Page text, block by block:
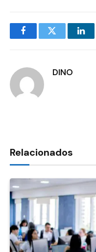
FacebookTwitter
DINO
Relacionados